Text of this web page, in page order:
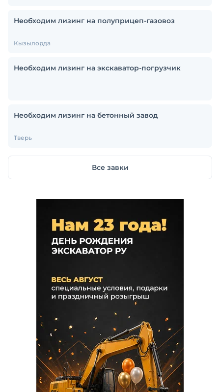
Необходим лизинг на полуприцеп-газовоз
Кызылорда
Необходим лизинг на экскаватор-погрузчик
Необходим лизинг на бетонный завод
Тверь
Все завки